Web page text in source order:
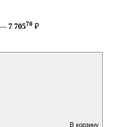
— 7 70570 ₽
В корзину